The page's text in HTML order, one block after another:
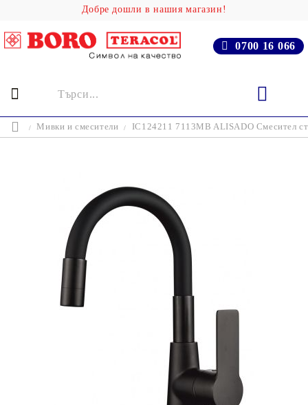
Добре дошли в нашия магазин!
0700 16 066
Мивки и смесители IC124211 7113MB ALISADO Смесител